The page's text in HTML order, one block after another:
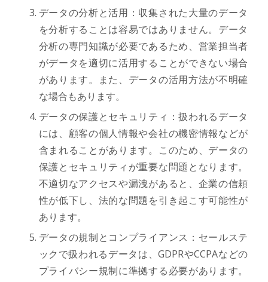
データの分析と活用：収集された大量のデータ
を分析することは容易ではありません。データ
分析の専門知識が必要であるため、営業担当者
がデータを適切に活用することができない場合
があります。また、データの活用方法が不明確
な場合もあります。
データの保護とセキュリティ：扱われるデータ
には、顧客の個人情報や会社の機密情報などが
含まれることがあります。このため、データの
保護とセキュリティが重要な問題となります。
不適切なアクセスや漏洩があると、企業の信頼
性が低下し、法的な問題を引き起こす可能性が
あります。
データの規制とコンプライアンス：セールステ
ックで扱われるデータは、GDPRやCCPAなどの
プライバシー規制に準拠する必要があります。